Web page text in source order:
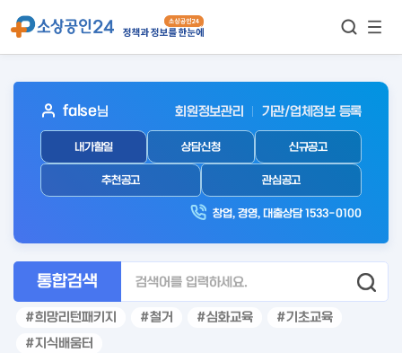
보기
아
웃
로
인
false님 회원정보관리 기관/업체정보 등록
내가할일 상담신청 신규공고
추천공고 관심공고
창업, 경영, 대출상담 1533-0100
통합검색
희망리턴패키지 철거 심화교육
기초교육
지식배움터